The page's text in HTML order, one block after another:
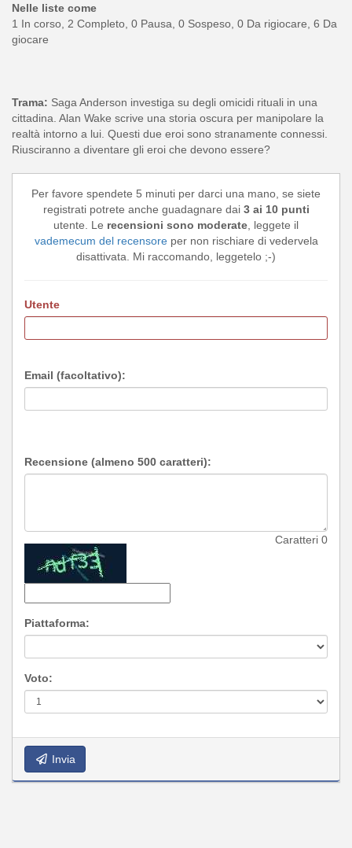
Nelle liste come
1 In corso, 2 Completo, 0 Pausa, 0 Sospeso, 0 Da rigiocare, 6 Da
giocare
Trama: Saga Anderson investiga su degli omicidi rituali in una
cittadina. Alan Wake scrive una storia oscura per manipolare la
realtà intorno a lui. Questi due eroi sono stranamente connessi.
Riusciranno a diventare gli eroi che devono essere?
Per favore spendete 5 minuti per darci una mano, se siete
registrati potrete anche guadagnare dai 3 ai 10 punti
utente. Le recensioni sono moderate , leggete il
vademecum del recensoreper non rischiare di vedervela
disattivata. Mi raccomando, leggetelo ;-)
Utente
Email (facoltativo):
Recensione (almeno 500 caratteri):
Caratteri 0
Piattaforma:
Voto:
Invia